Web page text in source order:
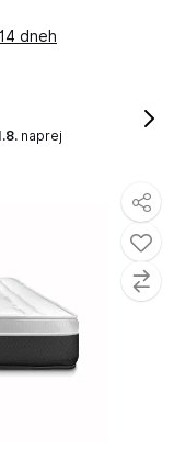
dneh
naprej